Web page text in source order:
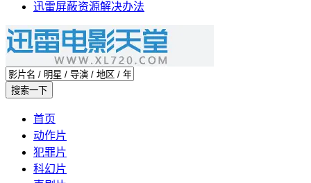
迅雷屏蔽资源解决办法
首页
动作片
犯罪片
科幻片